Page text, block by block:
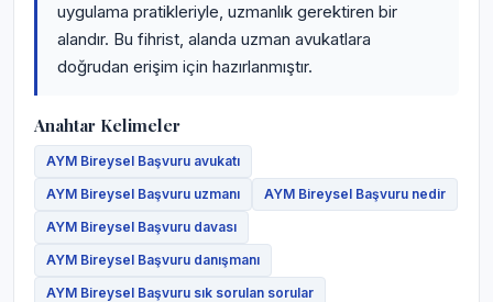
uygulama pratikleriyle, uzmanlık gerektiren bir
alandır. Bu fihrist, alanda uzman avukatlara
doğrudan erişim için hazırlanmıştır.
Anahtar Kelimeler
AYM Bireysel Başvuru avukatı
AYM Bireysel Başvuru uzmanı
AYM Bireysel Başvuru nedir
AYM Bireysel Başvuru davası
AYM Bireysel Başvuru danışmanı
AYM Bireysel Başvuru sık sorulan sorular